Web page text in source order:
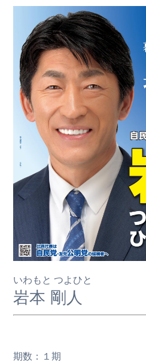
いわもと つよひと
岩本 剛人
期数：１期